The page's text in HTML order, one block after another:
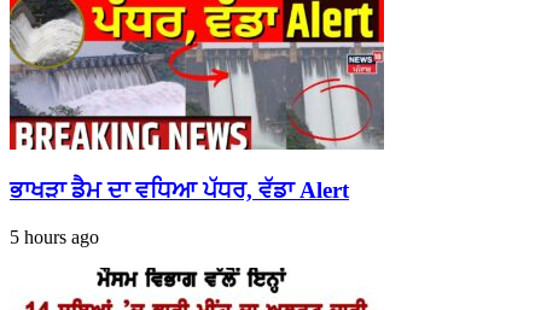
ਭਾਖੜਾ ਡੈਮ ਦਾ ਵਧਿਆ ਪੱਧਰ, ਵੱਡਾ Alert
5 hours ago